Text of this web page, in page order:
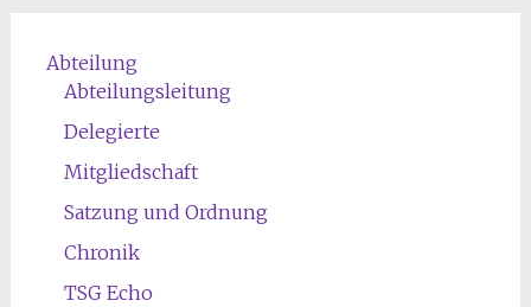
Abteilung
Abteilungsleitung
Delegierte
Mitgliedschaft
Satzung und Ordnung
Chronik
TSG Echo